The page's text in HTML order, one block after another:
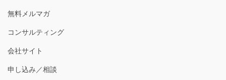
無料メルマガ
コンサルティング
会社サイト
申し込み／相談